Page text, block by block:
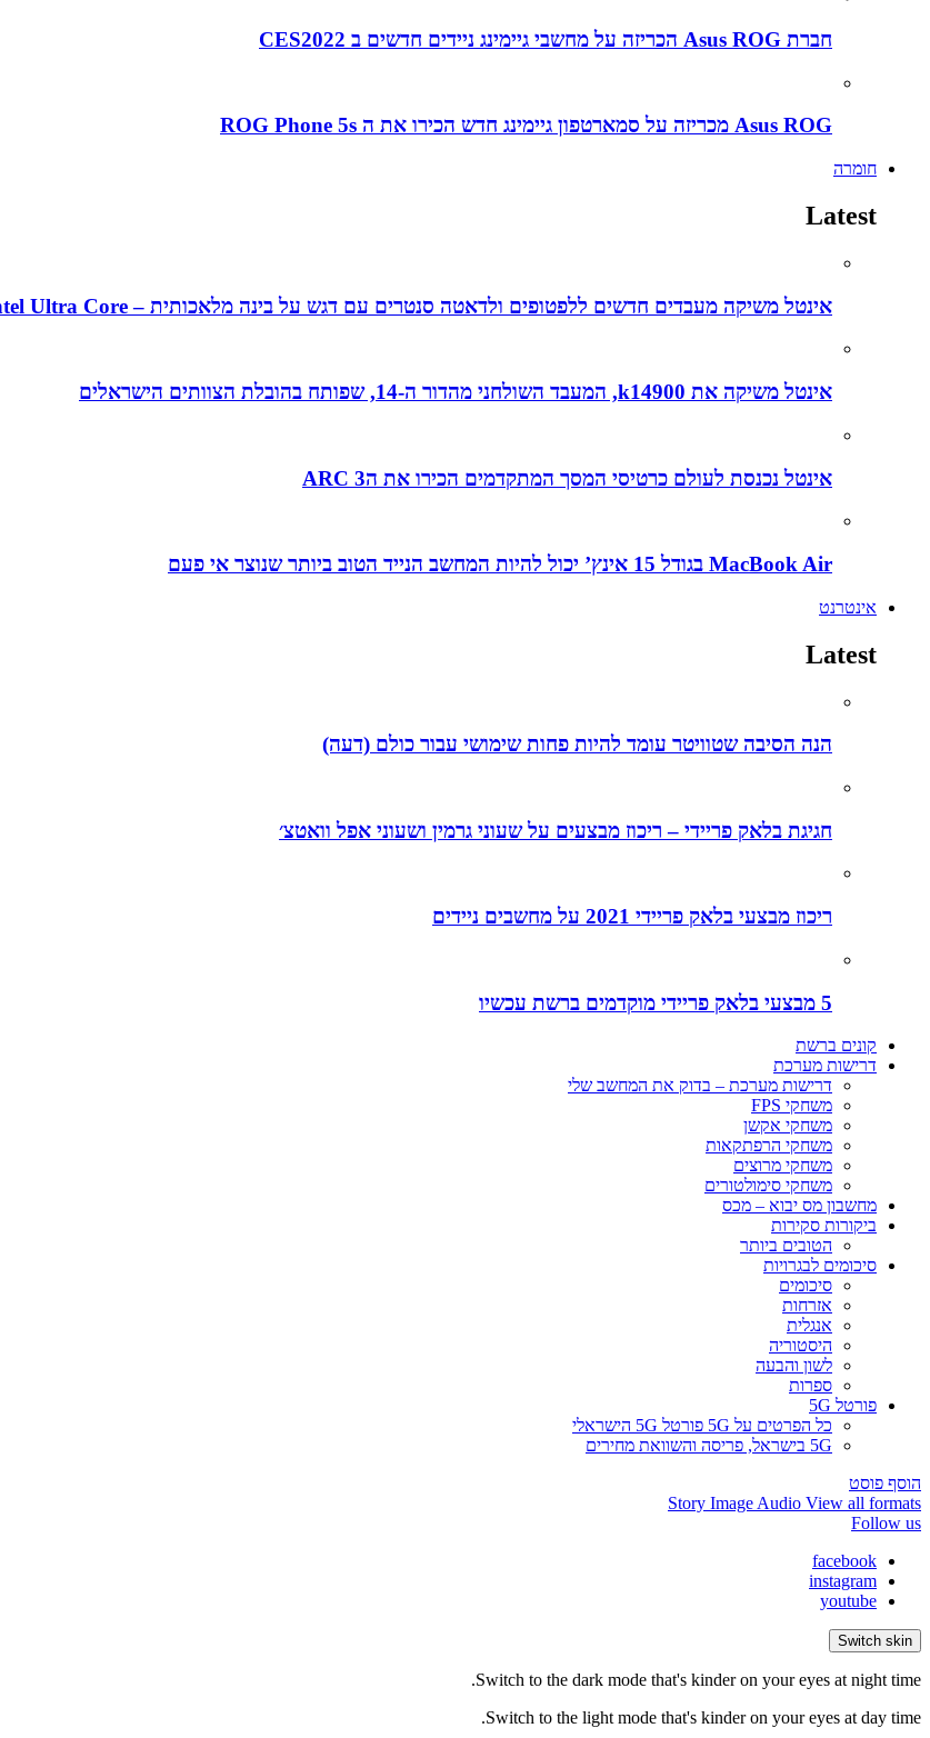
חברת Asus ROG הכריזה על מחשבי גיימינג ניידים חדשים ב CES2022
Asus ROG מכריזה על סמארטפון גיימינג חדש הכירו את ה ROG Phone 5s
חומרה
Latest
אינטל משיקה מעבדים חדשים ללפטופים ולדאטה סנטרים עם דגש על בינה מלאכותית – Intel Ultra Core ו- Intel Xeon מהדור ה-5
אינטל משיקה את k14900, המעבד השולחני מהדור ה-14, שפותח בהובלת הצוותים הישראלים
אינטל נכנסת לעולם כרטיסי המסך המתקדמים הכירו את הARC 3
MacBook Air בגודל 15 אינץ’ יכול להיות המחשב הנייד הטוב ביותר שנוצר אי פעם
אינטרנט
Latest
הנה הסיבה שטוויטר עומד להיות פחות שימושי עבור כולם (דעה)
חגיגת בלאק פריידי – ריכוז מבצעים על שעוני גרמין ושעוני אפל וואטצ׳
ריכוז מבצעי בלאק פריידי 2021 על מחשבים ניידים
5 מבצעי בלאק פריידי מוקדמים ברשת עכשיו
קונים ברשת
דרישות מערכת
דרישות מערכת – בדוק את המחשב שלי
משחקי FPS
משחקי אקשן
משחקי הרפתקאות
משחקי מרוצים
משחקי סימולטורים
מחשבון מס יבוא – מכס
ביקורות סקירות
הטובים ביותר
סיכומים לבגרויות
סיכומים
אזרחות
אנגלית
היסטוריה
לשון והבעה
ספרות
פורטל 5G
כל הפרטים על 5G פורטל 5G הישראלי
5G בישראל, פריסה והשוואת מחירים
הוסף פוסט
Story Image Audio View all formats
Follow us
facebook
instagram
youtube
Switch skin
Switch to the dark mode that's kinder on your eyes at night time.
Switch to the light mode that's kinder on your eyes at day time.